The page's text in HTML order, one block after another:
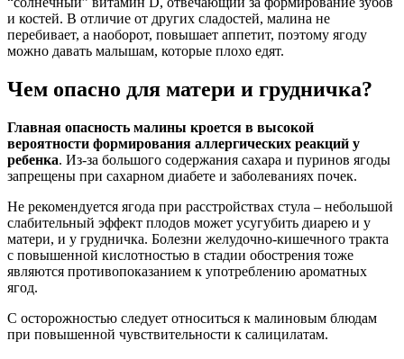
и костей. В отличие от других сладостей, малина не
перебивает, а наоборот, повышает аппетит, поэтому ягоду
можно давать малышам, которые плохо едят.
Чем опасно для матери и грудничка?
Главная опасность малины кроется в высокой
вероятности формирования аллергических реакций у
ребенка. Из-за большого содержания сахара и пуринов ягоды
запрещены при сахарном диабете и заболеваниях почек.
Не рекомендуется ягода при расстройствах стула – небольшой
слабительный эффект плодов может усугубить диарею и у
матери, и у грудничка. Болезни желудочно-кишечного тракта
с повышенной кислотностью в стадии обострения тоже
являются противопоказанием к употреблению ароматных
ягод.
С осторожностью следует относиться к малиновым блюдам
при повышенной чувствительности к салицилатам.